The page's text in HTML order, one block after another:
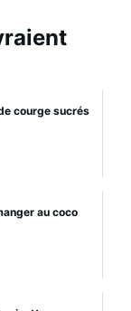
courge sucrés
au coco